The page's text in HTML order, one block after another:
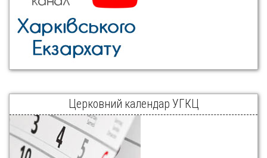
Церковний календар УГКЦ